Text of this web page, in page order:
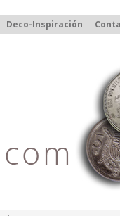
Deco-Inspiración